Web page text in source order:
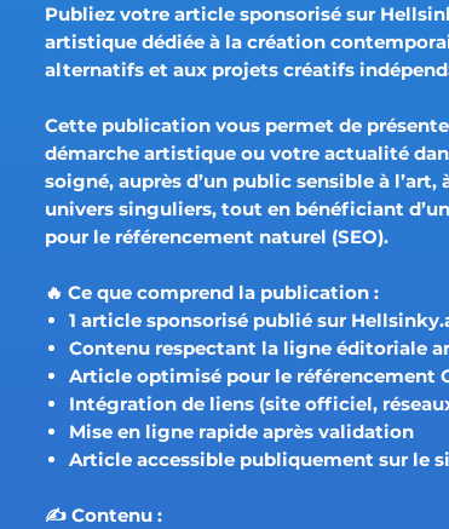
Publiez votre article sponsorisé sur
artistique dédiée à la création
alternatifs et aux projets créatifs
Cette publication vous permet de
démarche artistique ou votre actualité
soigné, auprès d’un public sensible à l’art,
univers singuliers, tout en bénéficiant d’un
pour le référencement naturel (SEO).
🔥 Ce que comprend la publication :
1 article sponsorisé publié sur
Contenu respectant la ligne éditoriale
Article optimisé pour le référencement
Intégration de liens (site officiel,
Mise en ligne rapide après validation
Article accessible publiquement sur le
✍️ Contenu :